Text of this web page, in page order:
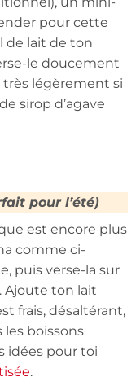
pour cette
de lait de ton
le doucement
très légèrement si
sirop d’agave
pour l’été)
est encore plus
comme ci-
puis verse-la sur
Ajoute ton lait
frais, désaltérant,
boissons
idées pour toi
.